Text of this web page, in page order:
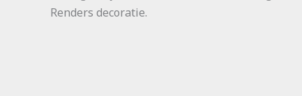
Renders decoratie.